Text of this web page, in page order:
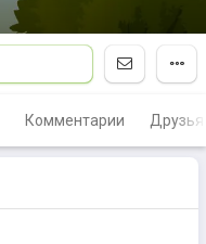
Комментарии Друзья